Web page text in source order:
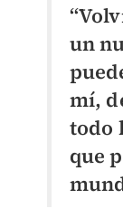
un
mí,
todo
que